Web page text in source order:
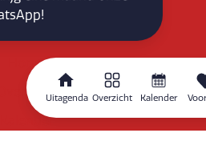
Uitagenda Overzicht Kalender
Home
Overzicht
Kalender